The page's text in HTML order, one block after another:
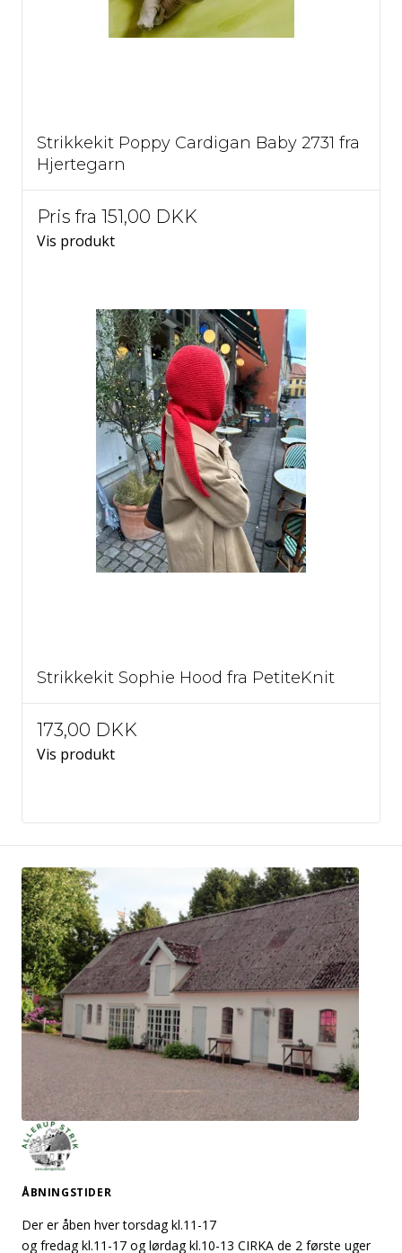
Strikkekit Poppy Cardigan Baby 2731 fra
Hjertegarn
Pris fra 151,00 DKK
Vis produkt
Strikkekit Sophie Hood fra PetiteKnit
173,00 DKK
Vis produkt
ÅBNINGSTIDER
Der er åben hver torsdag kl.11-17
og fredag kl.11-17 og lørdag kl.10-13 CIRKA de 2 første uger